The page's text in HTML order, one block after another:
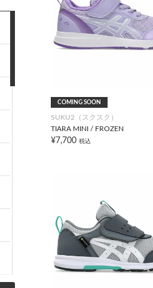
COMING SOON
SUKU2（スクスク）
TIARA MINI / FROZEN
¥7,700 税込